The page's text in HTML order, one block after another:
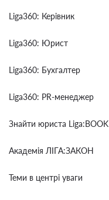
Liga360: Керівник
Liga360: Юрист
Liga360: Бухгалтер
Liga360: PR-менеджер
Знайти юриста Liga:BOOK
Академія ЛІГА:ЗАКОН
Теми в центрі уваги